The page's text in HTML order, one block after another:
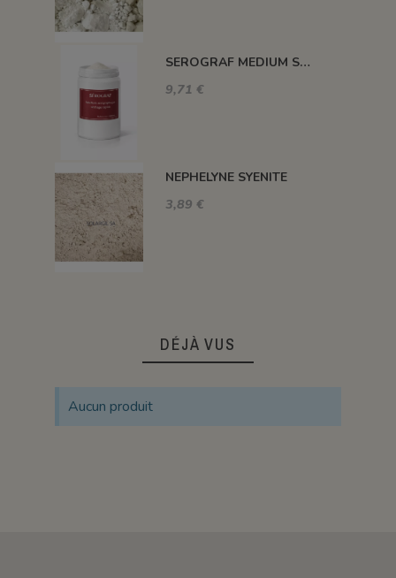
SEROGRAF MEDIUM SERIGRAPHIQUE SECHAGE RAPIDE
9,71 €
NEPHELYNE SYENITE
3,89 €
DÉJÀ VUS
Aucun produit